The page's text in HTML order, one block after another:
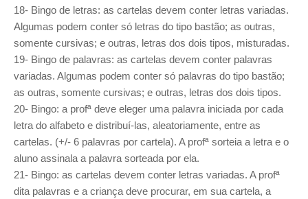
18- Bingo de letras: as cartelas devem conter letras variadas.
Algumas podem conter só letras do tipo bastão; as outras,
somente cursivas; e outras, letras dos dois tipos, misturadas.
19- Bingo de palavras: as cartelas devem conter palavras
variadas. Algumas podem conter só palavras do tipo bastão;
as outras, somente cursivas; e outras, letras dos dois tipos.
20- Bingo: a profª deve eleger uma palavra iniciada por cada
letra do alfabeto e distribuí-las, aleatoriamente, entre as
cartelas. (+/- 6 palavras por cartela). A profª sorteia a letra e o
aluno assinala a palavra sorteada por ela.
21- Bingo: as cartelas devem conter letras variadas. A profª
dita palavras e a criança deve procurar, em sua cartela, a